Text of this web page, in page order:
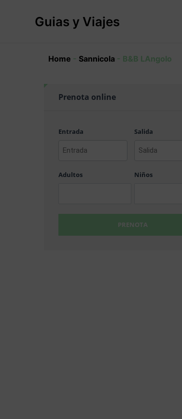
Guias y Viajes
Home - Sannicola - B&B LAngolo
Prenota online
Entrada Salida
Adultos Niños
PRENOTA